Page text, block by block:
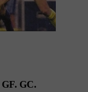
GF. GC.